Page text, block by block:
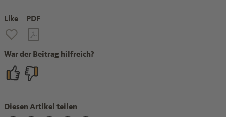
Like PDF
War der Beitrag hilfreich?
Diesen Artikel teilen